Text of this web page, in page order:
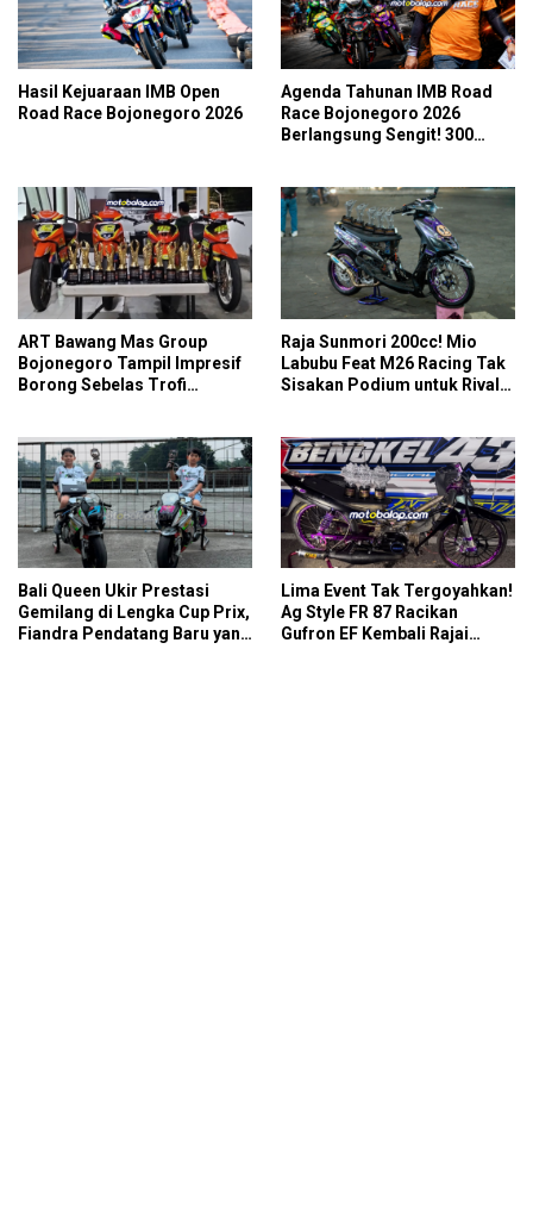
Hasil Kejuaraan IMB Open
Road Race Bojonegoro 2026
Agenda Tahunan IMB Road
Race Bojonegoro 2026
Berlangsung Sengit! 300
ART Bawang Mas Group
Bojonegoro Tampil Impresif
Borong Sebelas Trofi
Raja Sunmori 200cc! Mio
Labubu Feat M26 Racing Tak
Sisakan Podium untuk Rival
Bali Queen Ukir Prestasi
Gemilang di Lengka Cup Prix,
Fiandra Pendatang Baru yang
Lima Event Tak Tergoyahkan!
Ag Style FR 87 Racikan
Gufron EF Kembali Rajai